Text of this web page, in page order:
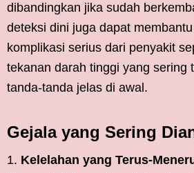
dibandingkan jika sudah
deteksi dini juga dapat
komplikasi serius dari penyakit
tekanan darah tinggi yang sering
tanda-tanda jelas di awal.
Gejala yang Sering
Kelelahan yang Terus-